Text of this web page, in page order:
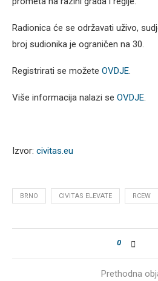
Radionica će se održavati uživo,
broj sudionika je ograničen na 30.
Registrirati se možete OVDJE.
Više informacija nalazi se OVDJE.
Izvor: civitas.eu
BRNO CIVITAS ELEVATE RCEW
0
Prethodna